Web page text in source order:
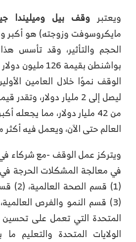
ويعتبر وقف بيل وميليندا
مايكروسوفت وزوجته) هو
الحجم والتأثير، وقد تأسس
بواشنطن بقيمة
الوقف نموًا خلال العامين
ليصل إلى 2 مليار دولار،
من 42 مليار دولار، مما
العالم حتى الآن، ويعمل فيه أكثر من 1382
ويتركز عمل الوقف -مع شركاء في
في معالجة المشكلات الحرجة
(1) قسم
المتحدة التي تعمل على تحسين
الولايات المتحدة والتعليم